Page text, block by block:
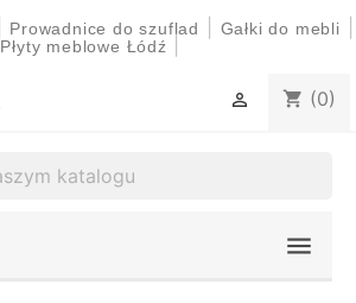
Prowadnice do szuflad Gałki do mebli
Płyty meblowe Łódź
shopping_cart (0)
